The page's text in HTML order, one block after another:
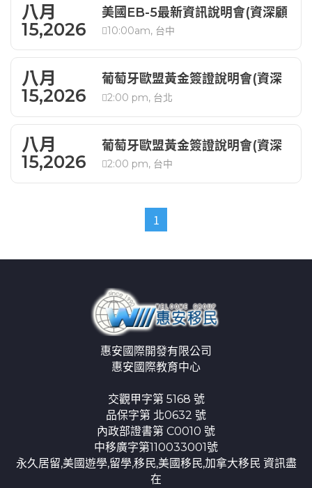
八月
15,2026
美國EB-5最新資訊說明會(資深顧
問解析)
10:00am, 台中
八月
15,2026
葡萄牙歐盟黃金簽證說明會(資深
顧問解析)
2:00 pm, 台北
八月
15,2026
葡萄牙歐盟黃金簽證說明會(資深
顧問解析)
2:00 pm, 台中
1
惠安國際開發有限公司
惠安國際教育中心
交觀甲字第 5168 號
品保字第 北0632 號
內政部證書第 C0010 號
中移廣字第110033001號
永久居留,美國遊學,留學,移民,美國移民,加拿大移民 資訊盡
在